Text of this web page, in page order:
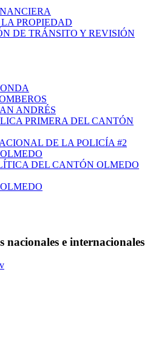
PROPIEDAD
DE TRÁNSITO Y REVISIÓN
ANDRÉS
PRIMERA DEL CANTÓN
DE LA POLICÍA #2
DEL CANTÓN OLMEDO
nacionales e internacionales